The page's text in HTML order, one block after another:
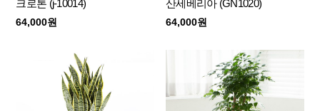
크로톤 (j-10014)
64,000원
산세베리아 (GN1020)
64,000원